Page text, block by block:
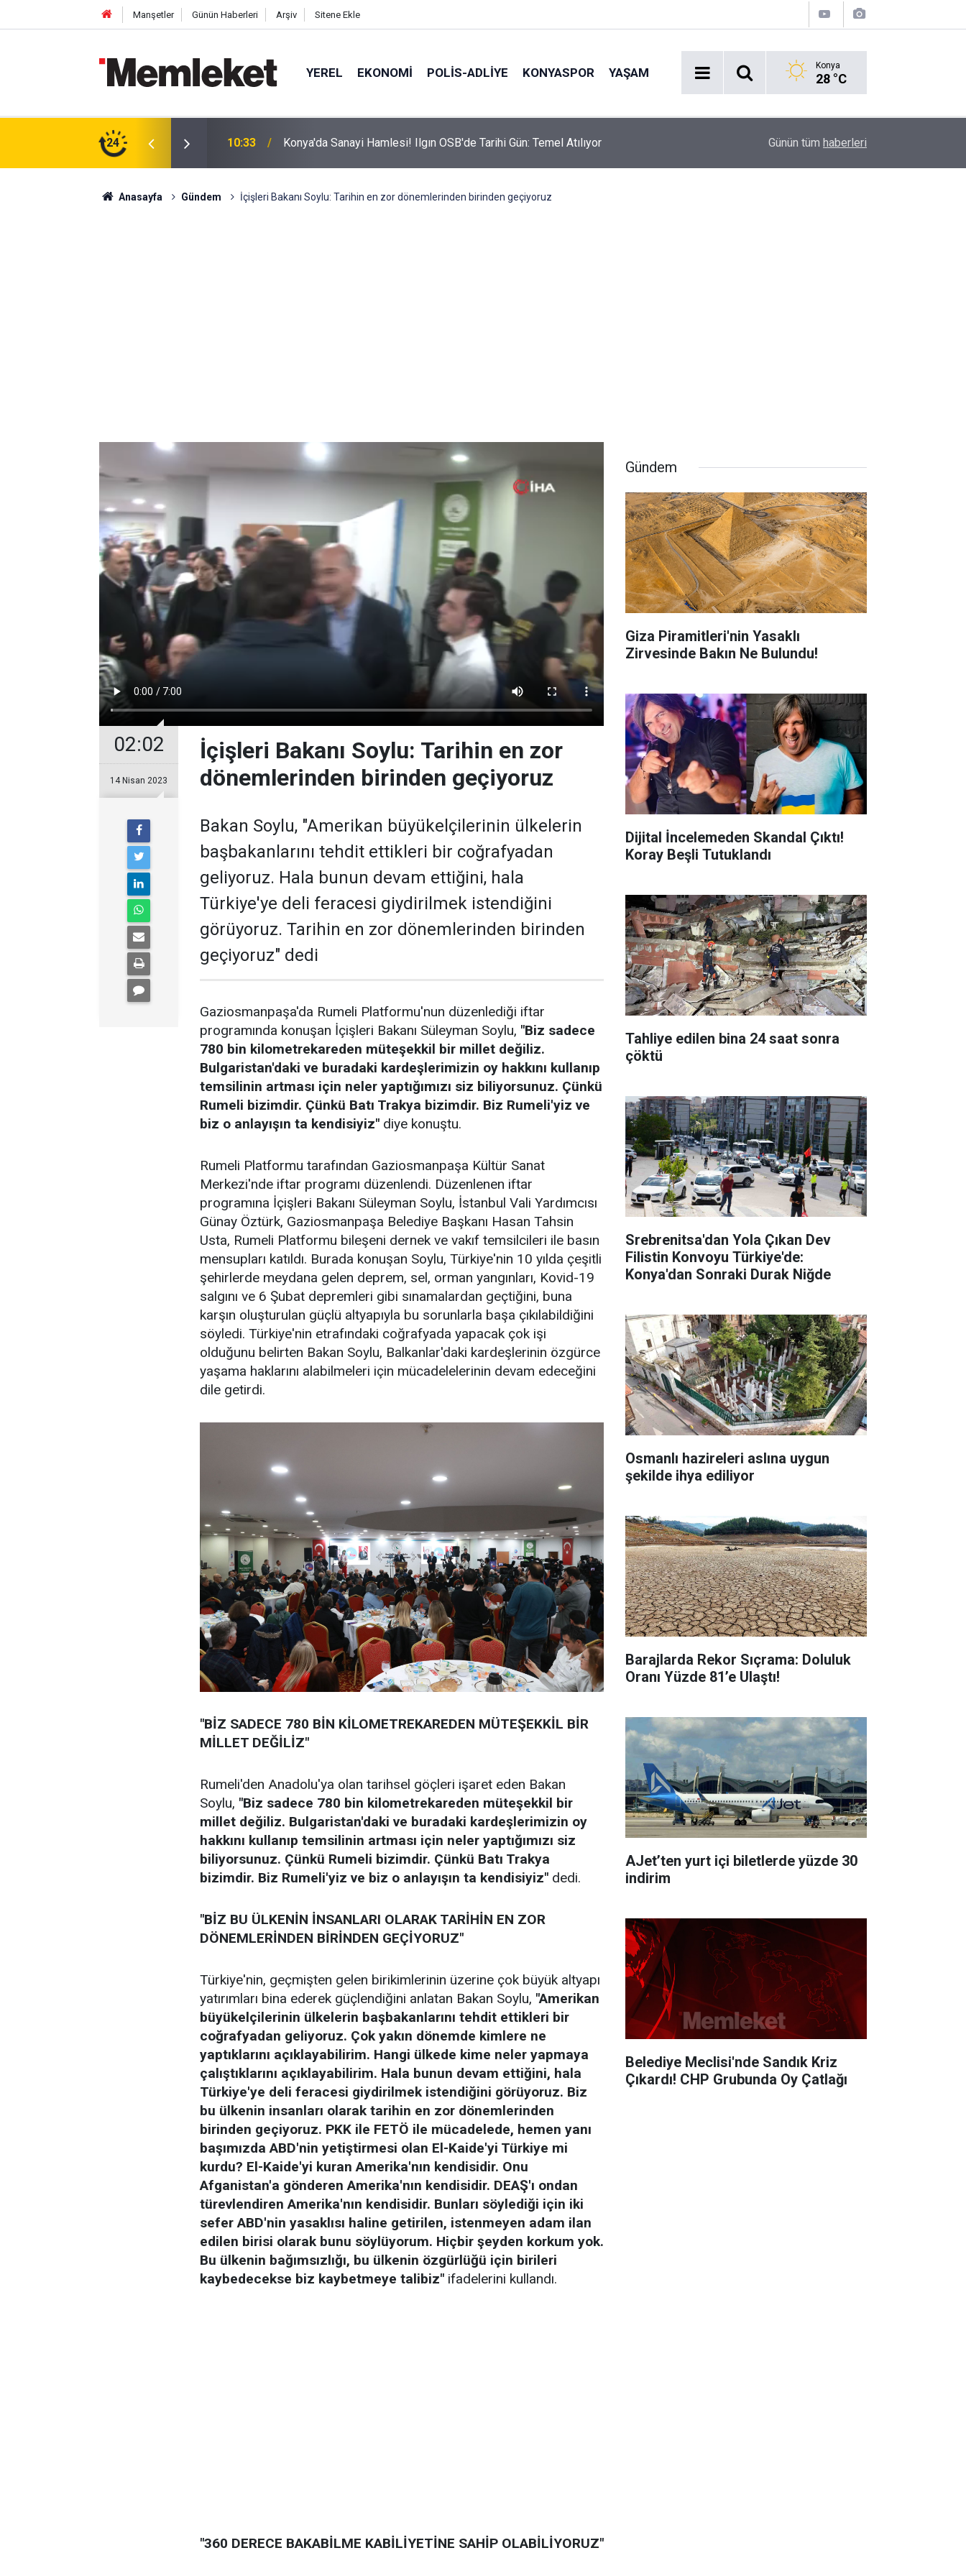
Manşetler Günün Haberleri Arşiv Sitene Ekle
YEREL EKONOMI POLİS-ADLİYE KONYASPOR YAŞAM Konya
28 °C
24
Tarihi Gün: Temel Atılıyor 10:29 Giza Piramitleri'nin Yasaklı Zirvesinde Bakın Ne Bulundu! Pes Dedirten Görüntü: Muhtarlık Bahçesinde
Günün tüm haberleri
Anasayfa Gündem İçişleri Bakanı Soylu: Tarihin en zor dönemlerinden birinden geçiyoruz
02:02
14 Nisan 2023
İçişleri Bakanı Soylu: Tarihin en zor
dönemlerinden birinden geçiyoruz
Bakan Soylu, "Amerikan büyükelçilerinin ülkelerin
başbakanlarını tehdit ettikleri bir coğrafyadan
geliyoruz. Hala bunun devam ettiğini, hala
Türkiye'ye deli feracesi giydirilmek istendiğini
görüyoruz. Tarihin en zor dönemlerinden birinden
geçiyoruz" dedi
Gaziosmanpaşa'da Rumeli Platformu'nun düzenlediği iftar
programında konuşan İçişleri Bakanı Süleyman Soylu, "Biz sadece
780 bin kilometrekareden müteşekkil bir millet değiliz.
Bulgaristan'daki ve buradaki kardeşlerimizin oy hakkını kullanıp
temsilinin artması için neler yaptığımızı siz biliyorsunuz. Çünkü
Rumeli bizimdir. Çünkü Batı Trakya bizimdir. Biz Rumeli'yiz ve
biz o anlayışın ta kendisiyiz" diye konuştu.
Rumeli Platformu tarafından Gaziosmanpaşa Kültür Sanat
Merkezi'nde iftar programı düzenlendi. Düzenlenen iftar
programına İçişleri Bakanı Süleyman Soylu, İstanbul Vali Yardımcısı
Günay Öztürk, Gaziosmanpaşa Belediye Başkanı Hasan Tahsin
Usta, Rumeli Platformu bileşeni dernek ve vakıf temsilcileri ile basın
mensupları katıldı. Burada konuşan Soylu, Türkiye'nin 10 yılda çeşitli
şehirlerde meydana gelen deprem, sel, orman yangınları, Kovid-19
salgını ve 6 Şubat depremleri gibi sınamalardan geçtiğini, buna
karşın oluşturulan güçlü altyapıyla bu sorunlarla başa çıkılabildiğini
söyledi. Türkiye'nin etrafındaki coğrafyada yapacak çok işi
olduğunu belirten Bakan Soylu, Balkanlar'daki kardeşlerinin özgürce
yaşama haklarını alabilmeleri için mücadelelerinin devam edeceğini
dile getirdi.
"BİZ SADECE 780 BİN KİLOMETREKAREDEN MÜTEŞEKKİL BİR
MİLLET DEĞİLİZ"
Rumeli'den Anadolu'ya olan tarihsel göçleri işaret eden Bakan
Soylu, "Biz sadece 780 bin kilometrekareden müteşekkil bir
millet değiliz. Bulgaristan'daki ve buradaki kardeşlerimizin oy
hakkını kullanıp temsilinin artması için neler yaptığımızı siz
biliyorsunuz. Çünkü Rumeli bizimdir. Çünkü Batı Trakya
bizimdir. Biz Rumeli'yiz ve biz o anlayışın ta kendisiyiz" dedi.
"BİZ BU ÜLKENİN İNSANLARI OLARAK TARİHİN EN ZOR
DÖNEMLERİNDEN BİRİNDEN GEÇİYORUZ"
Türkiye'nin, geçmişten gelen birikimlerinin üzerine çok büyük altyapı
yatırımları bina ederek güçlendiğini anlatan Bakan Soylu, "Amerikan
büyükelçilerinin ülkelerin başbakanlarını tehdit ettikleri bir
coğrafyadan geliyoruz. Çok yakın dönemde kimlere ne
yaptıklarını açıklayabilirim. Hangi ülkede kime neler yapmaya
çalıştıklarını açıklayabilirim. Hala bunun devam ettiğini, hala
Türkiye'ye deli feracesi giydirilmek istendiğini görüyoruz. Biz
bu ülkenin insanları olarak tarihin en zor dönemlerinden
birinden geçiyoruz. PKK ile FETÖ ile mücadelede, hemen yanı
başımızda ABD'nin yetiştirmesi olan El-Kaide'yi Türkiye mi
kurdu? El-Kaide'yi kuran Amerika'nın kendisidir. Onu
Afganistan'a gönderen Amerika'nın kendisidir. DEAŞ'ı ondan
türevlendiren Amerika'nın kendisidir. Bunları söylediği için iki
sefer ABD'nin yasaklısı haline getirilen, istenmeyen adam ilan
edilen birisi olarak bunu söylüyorum. Hiçbir şeyden korkum yok.
Bu ülkenin bağımsızlığı, bu ülkenin özgürlüğü için birileri
kaybedecekse biz kaybetmeye talibiz" ifadelerini kullandı.
"360 DERECE BAKABİLME KABİLİYETİNE SAHİP OLABİLİYORUZ"
Gündem
Giza Piramitleri'nin Yasaklı
Zirvesinde Bakın Ne Bulundu!
Dijital İncelemeden Skandal Çıktı!
Koray Beşli Tutuklandı
Tahliye edilen bina 24 saat sonra
çöktü
Srebrenitsa'dan Yola Çıkan Dev
Filistin Konvoyu Türkiye'de:
Konya'dan Sonraki Durak Niğde
Osmanlı hazireleri aslına uygun
şekilde ihya ediliyor
Barajlarda Rekor Sıçrama: Doluluk
Oranı Yüzde 81’e Ulaştı!
AJet’ten yurt içi biletlerde yüzde 30
indirim
Belediye Meclisi'nde Sandık Kriz
Çıkardı! CHP Grubunda Oy Çatlağı